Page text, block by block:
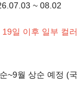
~ 08.02
19일 이후 일부 컬
~9월 상순 예정 (